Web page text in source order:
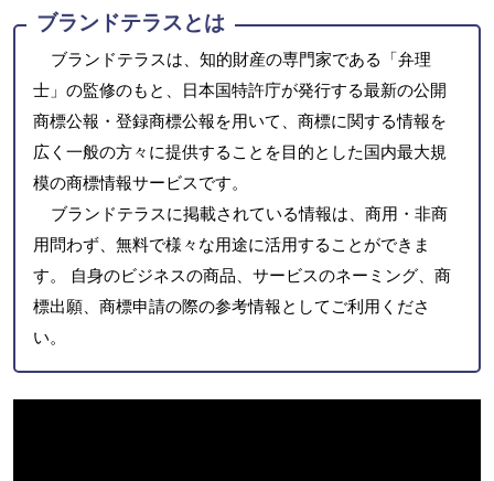
ブランドテラスとは
ブランドテラスは、知的財産の専門家である「弁理
士」の監修のもと、日本国特許庁が発行する最新の公開
商標公報・登録商標公報を用いて、商標に関する情報を
広く一般の方々に提供することを目的とした国内最大規
模の商標情報サービスです。
ブランドテラスに掲載されている情報は、商用・非商
用問わず、無料で様々な用途に活用することができま
す。 自身のビジネスの商品、サービスのネーミング、商
標出願、商標申請の際の参考情報としてご利用くださ
い。